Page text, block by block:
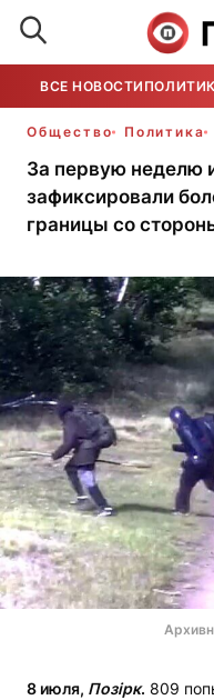
ВСЕ НОВОСТИ
Общество Политика
За первую неделю
зафиксировали
границы со
8 июля, Позірк. 809